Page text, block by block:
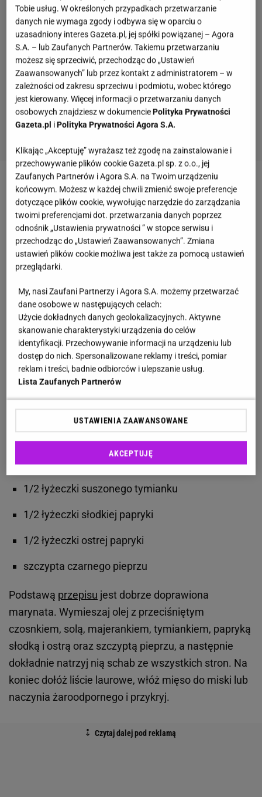
Zobacz wideo"Co tak drogo?". Nowy cykl Gazeta.pl
sprawdza, czy z drożyzną da się walczyć.
Zaczynamy od schabowego
Schab pieczony w plastrach. Prosta marynata
wydobywa z mięsa najlepszy smak
Składniki:
1 kg schabu
4 łyżki oleju
2 ząbki czosnku
2 liście laurowe
1 łyżeczka suszonego majeranku
1/2 łyżeczki suszonego tymianku
1/2 łyżeczki słodkiej papryki
1/2 łyżeczki ostrej papryki
szczypta czarnego pieprzu
Podstawą przepisu jest dobrze doprawiona
marynata. Wymieszaj olej z przeciśniętym
czosnkiem, solą, majerankiem, tymiankiem, papryką
słodką i ostrą oraz szczyptą pieprzu, a następnie
dokładnie natrzyj nią schab ze wszystkich stron. Na
koniec dołóż liście laurowe, włóż mięso do miski lub
naczynia żaroodpornego i przykryj.
Tobie usług. W określonych przypadkach przetwarzanie
danych nie wymaga zgody i odbywa się w oparciu o
uzasadniony interes Gazeta.pl, jej spółki powiązanej – Agora
S.A. – lub Zaufanych Partnerów. Takiemu przetwarzaniu
możesz się sprzeciwić, przechodząc do „Ustawień
Zaawansowanych” lub przez kontakt z administratorem – w
zależności od zakresu sprzeciwu i podmiotu, wobec którego
jest kierowany. Więcej informacji o przetwarzaniu danych
osobowych znajdziesz w dokumenciePolityka Prywatności
Gazeta.pl iPolityka Prywatności Agora S.A.
Klikając „Akceptuję” wyrażasz też zgodę na zainstalowanie i
przechowywanie plików cookie Gazeta.pl sp. z o.o., jej
Zaufanych Partnerów i Agora S.A. na Twoim urządzeniu
końcowym. Możesz w każdej chwili zmienić swoje preferencje
dotyczące plików cookie, wywołując narzędzie do zarządzania
twoimi preferencjami dot. przetwarzania danych poprzez
odnośnik „Ustawienia prywatności ” w stopce serwisu i
przechodząc do „Ustawień Zaawansowanych”. Zmiana
ustawień plików cookie możliwa jest także za pomocą ustawień
przeglądarki.
My, nasi Zaufani Partnerzy i Agora S.A. możemy przetwarzać
dane osobowe w następujących celach:
Użycie dokładnych danych geolokalizacyjnych. Aktywne
skanowanie charakterystyki urządzenia do celów
identyfikacji. Przechowywanie informacji na urządzeniu lub
dostęp do nich. Spersonalizowane reklamy i treści, pomiar
reklam i treści, badnie odbiorców i ulepszanie usług.
Lista Zaufanych Partnerów
USTAWIENIA ZAAWANSOWANE
AKCEPTUJĘ